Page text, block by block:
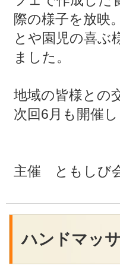
際の様子を放映
とや園児の喜ぶ
ました。
地域の皆様との
次回6月も開催し
主催 ともしび
ハンドマッ